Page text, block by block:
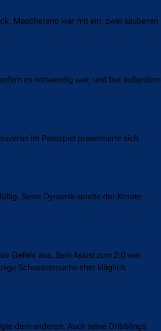
Mascherano war mit ein, zwei sauberen
es notwendig war, und bot außerdem
im Passspiel präsentierte sich
Seine Dynamik spielte der Kroate
Gefahr aus. Sein Assist zum 2:0 war
Schussversuche eher kläglich
dem anderen. Auch seine Dribblings